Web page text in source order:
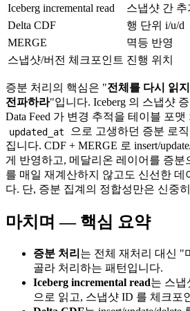
Iceberg incremental read
스냅샷 간 추
Delta CDF
행 단위 i/u/d
MERGE
멱등 반영
스냅샷/버전 체크포인트 진행 위치
증분 처리의 핵심은 "전체를 다시 읽
전파하라"입니다. Iceberg 의 스냅샷
Data Feed 가 변경 추적을 테이블 포
updated_at
으로 고생하던 증분 로
집니다. CDF + MERGE 로 insert/
게 반영하고, 메달리온 레이어를 증
를 매일 재계산하지 않고도 신선한 데
다. 단, 증분 집계의 정합성만은 신중
마치며 — 핵심 요약
증분 처리 는 전체 재처리 대신 "
골라 처리하는 패턴입니다.
Iceberg incremental read는 스냅
으로 읽고, 스냅샷 ID 를 체크포